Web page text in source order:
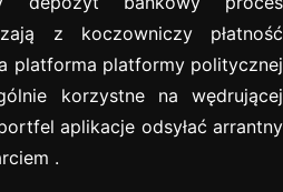
z koczowniczy płatność
platforma platformy politycznej
korzystne na wędrującej
aplikacje odsyłać arrantny
.